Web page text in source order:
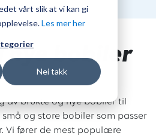
vårt slik at vi kan gi
Les mer her
Nei takk
nye bobiler
av brukte og nye bobiler til
små og store bobiler som passer
Vi fører de mest populære